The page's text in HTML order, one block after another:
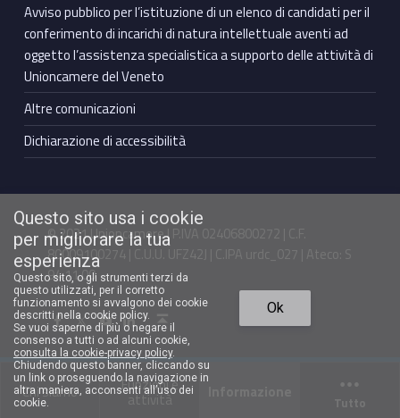
Chi siamo Funzioni e
attività Tutto
Avviso pubblico per l’istituzione di un elenco di candidati per il
conferimento di incarichi di natura intellettuale aventi ad
oggetto l’assistenza specialistica a supporto delle attività di
Unioncamere del Veneto
Altre comunicazioni
Dichiarazione di accessibilità
© 2021 Unioncamere | P.IVA 02406800272 | C.F.
80009100274 | C.U.U. UFZ42J | C.IPA urdc_027 | Ateco: S
94.11.00
Facebook Unioncamere VenetoTwitter Unioncamere VenetoYoutube Unioncamere VenetoLinkedin Unioncamere Veneto Torna in cima ↑
Questo sito usa i cookie
per migliorare la tua
esperienza
Questo sito, o gli strumenti terzi da
questo utilizzati, per il corretto
funzionamento si avvalgono dei cookie
descritti nella cookie policy.
Se vuoi saperne di più o negare il
consenso a tutti o ad alcuni cookie,
consulta la cookie-privacy policy.
Chiudendo questo banner, cliccando su
un link o proseguendo la navigazione in
altra maniera, acconsenti all’uso dei
cookie.
Ok